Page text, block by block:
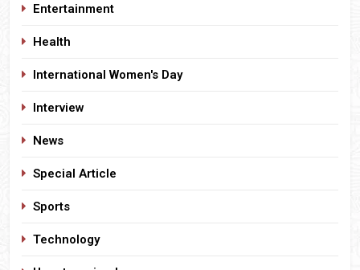
Entertainment
Health
International Women's Day
Interview
News
Special Article
Sports
Technology